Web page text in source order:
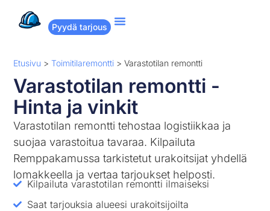
Pyydä tarjous
Etusivu >Toimitilaremontti >Varastotilan remontti
Varastotilan remontti -
Hinta ja vinkit
Varastotilan remontti tehostaa logistiikkaa ja
suojaa varastoitua tavaraa. Kilpailuta
Remppakamussa tarkistetut urakoitsijat yhdellä
lomakkeella ja vertaa tarjoukset helposti.
Kilpailuta varastotilan remontti ilmaiseksi
Saat tarjouksia alueesi urakoitsijoilta